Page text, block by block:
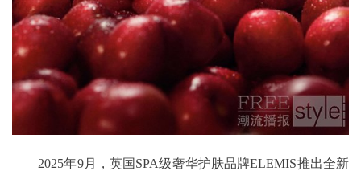
2025年9月，英国SPA级奢华护肤品牌ELEMIS推出全新